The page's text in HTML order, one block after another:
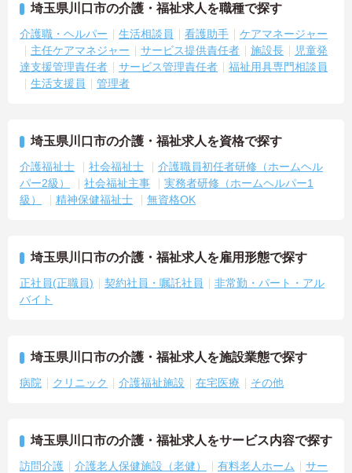
埼玉県川口市の介護・福祉求人を職種で探す
介護職・ヘルパー 生活相談員 看護助手
ケアマネージャー
主任ケアマネジャー
サービス提供責任者 施設長
児童発
達支援管理責任者
サービス管理責任者
福祉用具専門相談員
生活支援員
管理者
埼玉県川口市の介護・福祉求人を資格で探す
介護福祉士 社会福祉士
介護職員初任者研修（ホームヘル
パー2級）
社会福祉主事
実務者研修（ホームヘルパー1
級）
精神保健福祉士 無資格OK
埼玉県川口市の介護・福祉求人を雇用形態で探す
正社員(正職員) 契約社員・嘱託社員
非常勤・パート・アル
バイト
埼玉県川口市の介護・福祉求人を施設業態で探す
病院 クリニック 介護福祉施設 在宅医療 その他
埼玉県川口市の介護・福祉求人をサービス内容で探す
訪問介護 介護老人保健施設（老健） 有料老人ホーム
サー